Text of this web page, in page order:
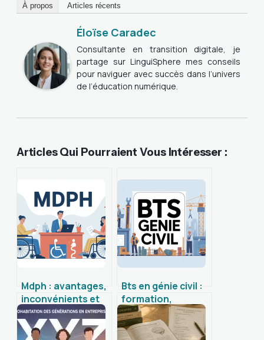
À propos Articles récents
Éloïse Caradec
Consultante en transition digitale, je
partage sur LinguiSphere mes conseils
pour naviguer avec succès dans l’univers
de l’éducation numérique.
Articles Qui Pourraient Vous Intéresser :
Mdph : avantages,
inconvénients et
limites à connaître
avant de faire un
Bts en génie civil :
formation,
débouchés et
conseils pour